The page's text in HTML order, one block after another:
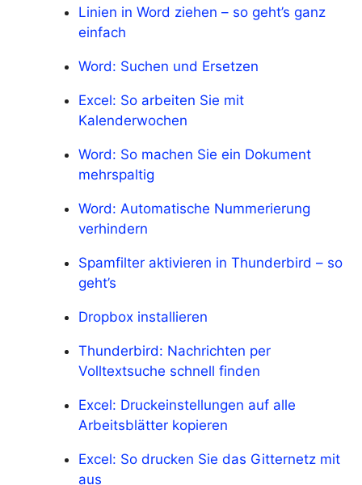
Linien in Word ziehen – so geht’s ganz
einfach
Word: Suchen und Ersetzen
Excel: So arbeiten Sie mit
Kalenderwochen
Word: So machen Sie ein Dokument
mehrspaltig
Word: Automatische Nummerierung
verhindern
Spamfilter aktivieren in Thunderbird – so
geht’s
Dropbox installieren
Thunderbird: Nachrichten per
Volltextsuche schnell finden
Excel: Druckeinstellungen auf alle
Arbeitsblätter kopieren
Excel: So drucken Sie das Gitternetz mit
aus